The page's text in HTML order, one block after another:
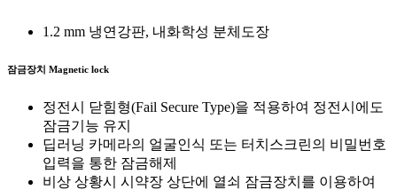
1.2 mm 냉연강판, 내화학성 분체도장
잠금장치 Magnetic lock
정전시 닫힘형(Fail Secure Type)을 적용하여 정전시에도
잠금기능 유지
딥러닝 카메라의 얼굴인식 또는 터치스크린의 비밀번호
입력을 통한 잠금해제
비상 상황시 시약장 상단에 열쇠 잠금장치를 이용하여